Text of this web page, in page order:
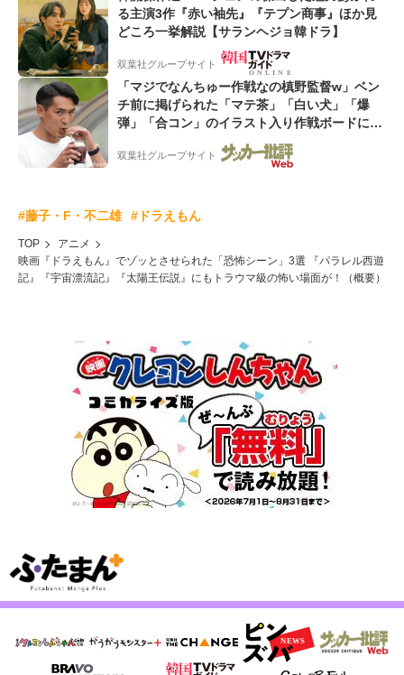
る主演3作『赤い袖先』『テプン商事』ほか見
どころ一挙解説【サランヘジョ韓ドラ】
双葉社グループサイト
「マジでなんちゅー作戦なの槙野監督w」ベン
チ前に掲げられた「マテ茶」「白い犬」「爆
弾」「合コン」のイラスト入り作戦ボードにフ
ァン困惑!「想像よりデカくて吹いた」
双葉社グループサイト
#藤子・F・不二雄 #ドラえもん
TOP
アニメ
映画『ドラえもん』でゾッとさせられた「恐怖シーン」3選 『パラレル西遊
記』『宇宙漂流記』『太陽王伝説』にもトラウマ級の怖い場面が！（概要）